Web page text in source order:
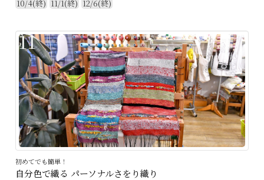
10/4(終) 11/1(終) 12/6(終)
11
初めてでも簡単！
自分色で織る パーソナルさをり織り